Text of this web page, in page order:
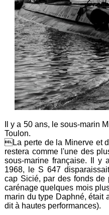
Il y a 50 ans, le sous-marin
Toulon.
La perte de la Minerve et
restera comme l'une des
sous-marine française. Il y
1968, le S 647
cap Sicié, par des fonds de
carénage quelques mois
marin du type Daphné, était
dit à hautes performances).